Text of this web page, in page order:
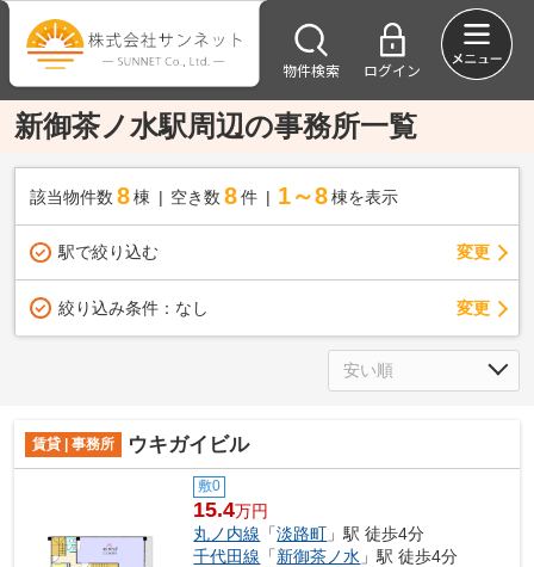
物件検索 ログイン
新御茶ノ水駅周辺の事務所一覧
該当物件数 8棟 空き数 8 件 1～8 棟を表示
駅で絞り込む 変更
絞り込み条件： なし 変更
賃貸 | 事務所 ウキガイビル
敷0
15.4万円
丸ノ内線 「淡路町 」駅 徒歩4分
千代田線 「新御茶ノ水 」駅 徒歩4分